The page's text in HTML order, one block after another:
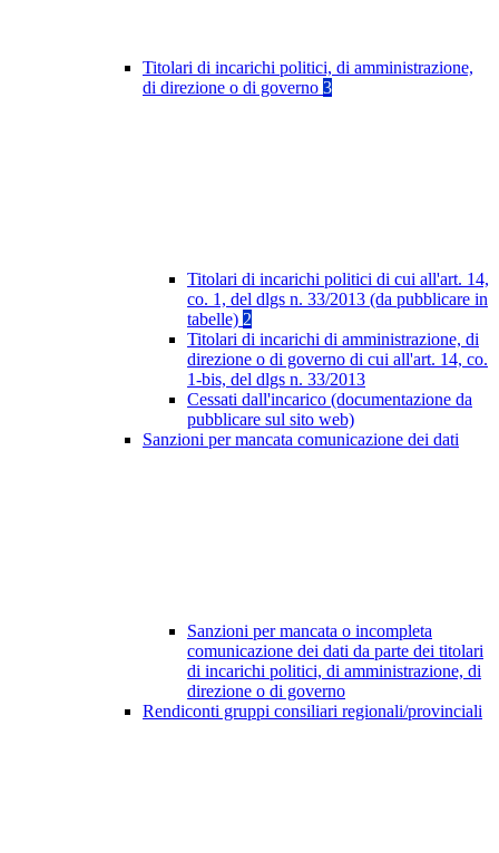
Titolari di incarichi politici, di amministrazione,
di direzione o di governo 3
Titolari di incarichi politici di cui all'art. 14,
co. 1, del dlgs n. 33/2013 (da pubblicare in
tabelle) 2
Titolari di incarichi di amministrazione, di
direzione o di governo di cui all'art. 14, co.
1-bis, del dlgs n. 33/2013
Cessati dall'incarico (documentazione da
pubblicare sul sito web)
Sanzioni per mancata comunicazione dei dati
Sanzioni per mancata o incompleta
comunicazione dei dati da parte dei titolari
di incarichi politici, di amministrazione, di
direzione o di governo
Rendiconti gruppi consiliari regionali/provinciali